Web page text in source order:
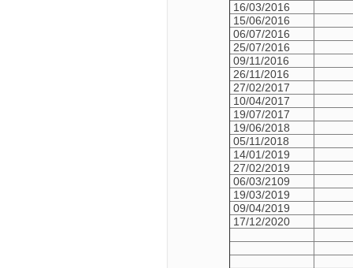
16/03/2016
15/06/2016
06/07/2016
25/07/2016
09/11/2016
26/11/2016
27/02/2017
10/04/2017
19/07/2017
19/06/2018
05/11/2018
14/01/2019
27/02/2019
06/03/2109
19/03/2019
09/04/2019
17/12/2020